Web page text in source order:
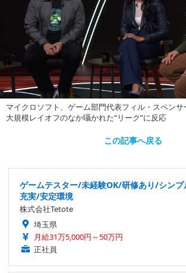
マイクロソフト、ゲーム部門代表フィル・スペン
大規模レイオフのなか囁かれた“リーク”に反応
この記事へ戻る
ゲームテスター/未経験OK/研修あり/シン
充実/安定環境
株式会社Tetote
埼玉県
月給31万5,000円～50万円
正社員